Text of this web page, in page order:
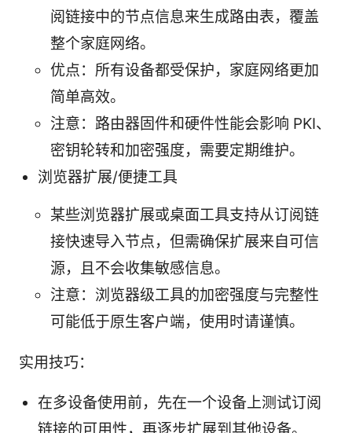
阅链接中的节点信息来生成路由表，覆盖
整个家庭网络。
优点：所有设备都受保护，家庭网络更加
简单高效。
注意：路由器固件和硬件性能会影响 PKI、
密钥轮转和加密强度，需要定期维护。
浏览器扩展/便捷工具
某些浏览器扩展或桌面工具支持从订阅链
接快速导入节点，但需确保扩展来自可信
源，且不会收集敏感信息。
注意：浏览器级工具的加密强度与完整性
可能低于原生客户端，使用时请谨慎。
实用技巧：
在多设备使用前，先在一个设备上测试订阅
链接的可用性，再逐步扩展到其他设备。